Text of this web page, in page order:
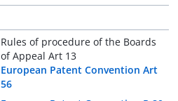
Rules of procedure of the Boards
of Appeal Art 13
European Patent Convention Art
56